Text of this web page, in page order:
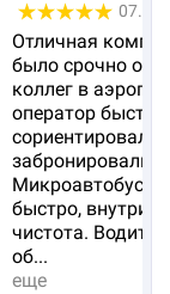
Отличная
было срочно
коллег в
оператор быстро
сориентировал и
забронировали
Микроавтобус
быстро, внутри
чистота.
об...
еще